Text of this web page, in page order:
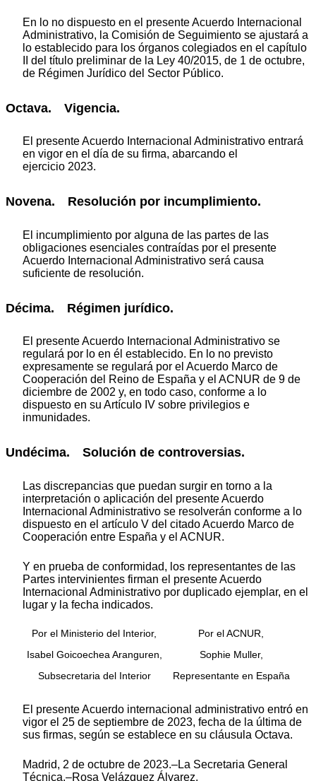
En lo no dispuesto en el presente Acuerdo Internacional
Administrativo, la Comisión de Seguimiento se ajustará a
lo establecido para los órganos colegiados en el capítulo
II del título preliminar de la Ley 40/2015, de 1 de octubre,
de Régimen Jurídico del Sector Público.
Octava. Vigencia.
El presente Acuerdo Internacional Administrativo entrará
en vigor en el día de su firma, abarcando el
ejercicio 2023.
Novena. Resolución por incumplimiento.
El incumplimiento por alguna de las partes de las
obligaciones esenciales contraídas por el presente
Acuerdo Internacional Administrativo será causa
suficiente de resolución.
Décima. Régimen jurídico.
El presente Acuerdo Internacional Administrativo se
regulará por lo en él establecido. En lo no previsto
expresamente se regulará por el Acuerdo Marco de
Cooperación del Reino de España y el ACNUR de 9 de
diciembre de 2002 y, en todo caso, conforme a lo
dispuesto en su Artículo IV sobre privilegios e
inmunidades.
Undécima. Solución de controversias.
Las discrepancias que puedan surgir en torno a la
interpretación o aplicación del presente Acuerdo
Internacional Administrativo se resolverán conforme a lo
dispuesto en el artículo V del citado Acuerdo Marco de
Cooperación entre España y el ACNUR.
Y en prueba de conformidad, los representantes de las
Partes intervinientes firman el presente Acuerdo
Internacional Administrativo por duplicado ejemplar, en el
lugar y la fecha indicados.
Por el Ministerio del Interior,
Por el ACNUR,
Isabel Goicoechea Aranguren,
Sophie Muller,
Subsecretaria del Interior
Representante en España
El presente Acuerdo internacional administrativo entró en
vigor el 25 de septiembre de 2023, fecha de la última de
sus firmas, según se establece en su cláusula Octava.
Madrid, 2 de octubre de 2023.–La Secretaria General
Técnica.–Rosa Velázquez Álvarez.